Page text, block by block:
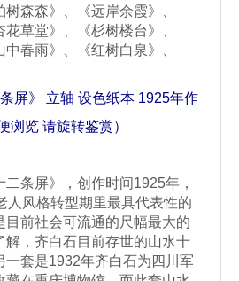
树森森》、《远岸余霞》、
花草堂》、《杉树楼台》、
中春雨》、《红树白泉》、
屏》 立轴 设色纸本 1925年作
浏览 请旋转鉴赏）
条屏》，创作时间1925年，
人风格转型期里最具代表性的
目前社会可流通的尺幅最大的
解，齐白石目前存世的山水十
一套是1932年齐白石为四川军